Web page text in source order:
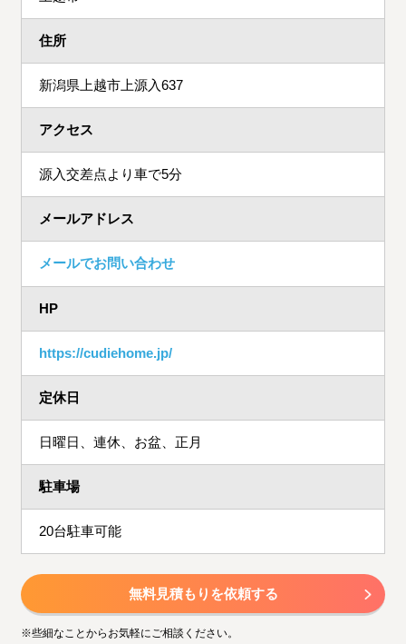
住所
新潟県上越市上源入637
アクセス
源入交差点より車で5分
メールアドレス
メールでお問い合わせ
HP
https://cudiehome.jp/
定休日
日曜日、連休、お盆、正月
駐車場
20台駐車可能
無料見積もりを依頼する
※些細なことからお気軽にご相談ください。